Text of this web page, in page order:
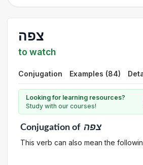
צפה
to watch
Conjugation Examples (84)
Looking for learning resources?
Study with our courses!
Conjugationof צפה
This verb can also mean the